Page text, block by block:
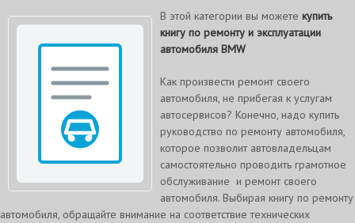
В этой категории вы можете купить
книгу по ремонту и эксплуатации
автомобиля BMW
Как произвести ремонт своего
автомобиля, не прибегая к услугам
автосервисов? Конечно, надо купить
руководство по ремонту автомобиля,
которое позволит автовладельцам
самостоятельно проводить грамотное
обслуживание и ремонт своего
автомобиля. Выбирая книгу по ремонту
автомобиля, обращайте внимание на соответствие технических